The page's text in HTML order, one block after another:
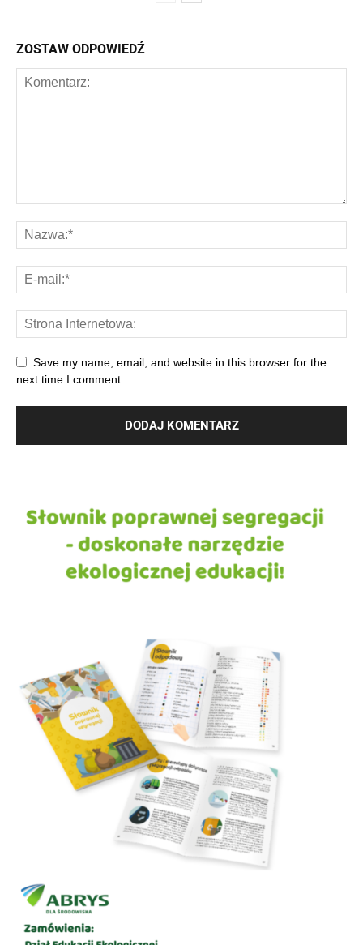
ZOSTAW ODPOWIEDŹ
Save my name, email, and website in this browser for the
next time I comment.